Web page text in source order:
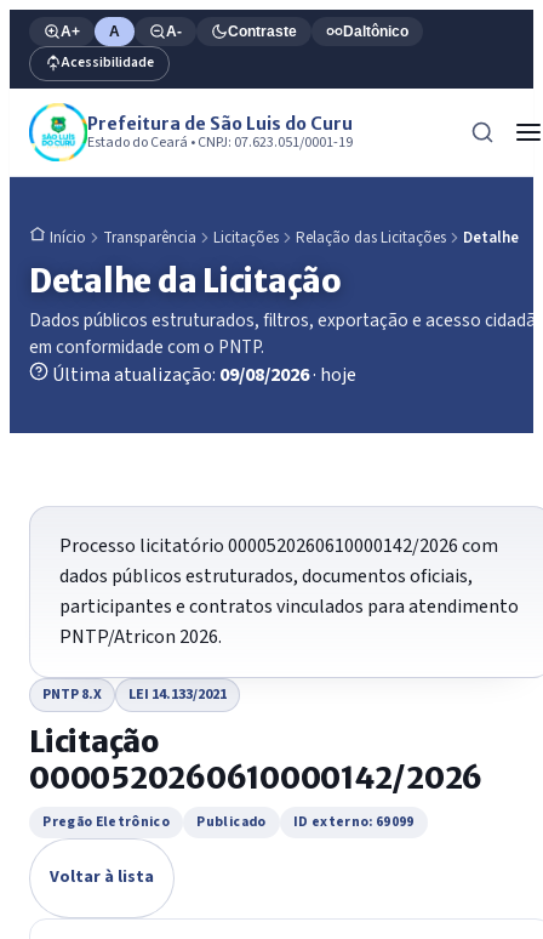
A+ A A- Contraste Daltônico
Acessibilidade
Prefeitura de São Luis do Curu
Estado do Ceará • CNPJ: 07.623.051/0001-19
Início Transparência Licitações Relação das Licitações Detalhe
Detalhe da Licitação
Dados públicos estruturados, filtros, exportação e acesso
em conformidade com o PNTP.
Última atualização: 09/08/2026· hoje
Processo licitatório 0000520260610000142/2026 com
dados públicos estruturados, documentos oficiais,
participantes e contratos vinculados para atendimento
PNTP/Atricon 2026.
PNTP 8.X LEI 14.133/2021
Licitação
0000520260610000142/2026
Pregão Eletrônico Publicado ID externo: 69099
Voltar à lista